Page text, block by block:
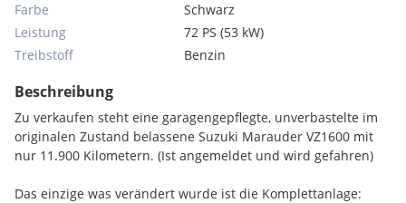
Farbe
Schwarz
Leistung
72 PS (53 kW)
Treibstoff
Benzin
Beschreibung
Zu verkaufen steht eine garagengepflegte, unverbastelte im
originalen Zustand belassene Suzuki Marauder VZ1600 mit
nur 11.900 Kilometern. (Ist angemeldet und wird gefahren)
Das einzige was verändert wurde ist die Komplettanlage: